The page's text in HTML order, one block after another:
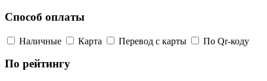
Способ оплаты
Наличные Карта Перевод с карты По Qr-коду
По рейтингу